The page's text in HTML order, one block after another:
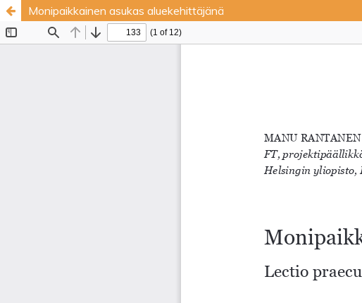
Monipaikkainen asukas aluekehittäjänä